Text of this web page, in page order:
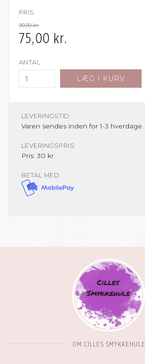
PRIS
90,00 kr.
75,00 kr.
ANTAL
LÆG I KURV
LEVERINGSTID:
Varen sendes inden for 1-3 hverdage.
LEVERINGSPRIS:
Pris: 30 kr.
BETAL MED:
OM CILLES SMYKKEHULE